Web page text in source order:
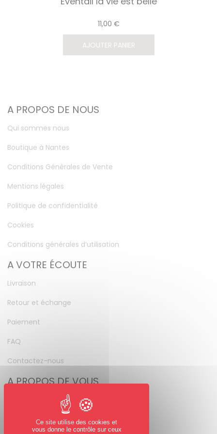
11,00 €
AJOUTER PANIER
A PROPOS DE NOUS
Qui sommes nous
Boutique à Nantes
Conditions Générales de Vente
Mentions légales
Politique de confidentialité
Cookies
Conditions générales d’utilisation
A VOTRE ÉCOUTE
Livraison
Retour et échange
Paiement
FAQ
Contactez-nous
A PROPOS DE VOUS
Mot de passe perdu
Ce site utilise des cookies et
vous donne le contrôle sur ceux